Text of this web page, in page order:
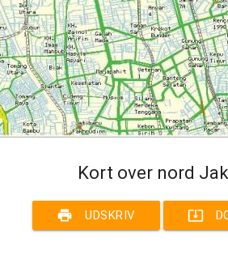
Kort over nord
print UDSKRIV system_update_alt